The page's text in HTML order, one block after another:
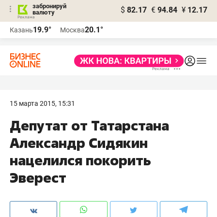
забронируй
валюту
$ 82.17 € 94.84 ¥ 12.17
Казань19.9° Москва20.1°
15 марта 2015, 15:31
Депутат от Татарстана
Александр Сидякин
нацелился покорить
Эверест